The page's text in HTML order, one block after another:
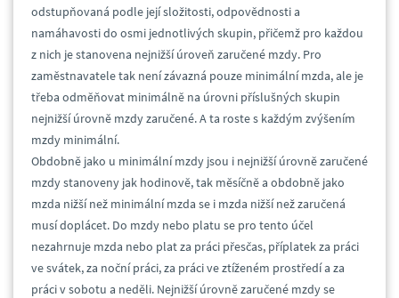
odstupňovaná podle její složitosti, odpovědnosti a
namáhavosti do osmi jednotlivých skupin, přičemž pro každou
z nich je stanovena nejnižší úroveň zaručené mzdy. Pro
zaměstnavatele tak není závazná pouze minimální mzda, ale je
třeba odměňovat minimálně na úrovni příslušných skupin
nejnižší úrovně mzdy zaručené. A ta roste s každým zvýšením
mzdy minimální.
Obdobně jako u minimální mzdy jsou i nejnižší úrovně zaručené
mzdy stanoveny jak hodinově, tak měsíčně a obdobně jako
mzda nižší než minimální mzda se i mzda nižší než zaručená
musí doplácet. Do mzdy nebo platu se pro tento účel
nezahrnuje mzda nebo plat za práci přesčas, příplatek za práci
ve svátek, za noční práci, za práci ve ztíženém prostředí a za
práci v sobotu a neděli. Nejnižší úrovně zaručené mzdy se